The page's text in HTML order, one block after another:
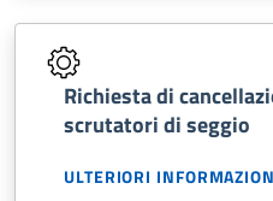
Richiesta di
scrutatori di seggio
ULTERIORI